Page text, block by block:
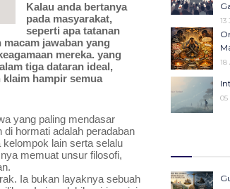
Kalau anda bertanya
pada masyarakat,
seperti apa tatanan
jawaban yang
mereka. yang
tiga dataran ideal,
hampir semua
yang paling mendasar
hormati adalah peradaban
lain serta selalu
memuat unsur filosofi,
Ia bukan layaknya sebuah
13
18